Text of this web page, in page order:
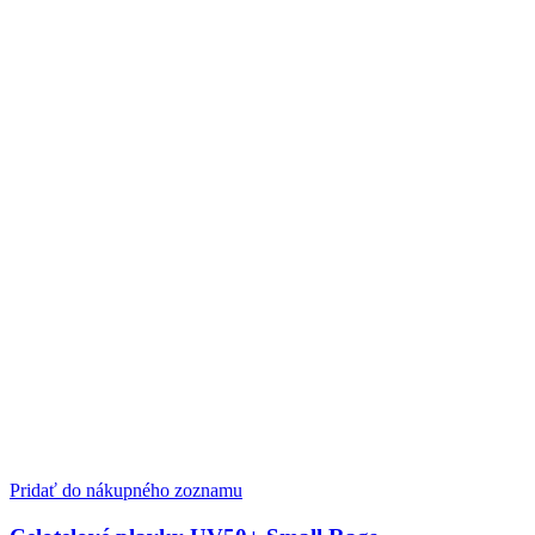
Pridať do nákupného zoznamu